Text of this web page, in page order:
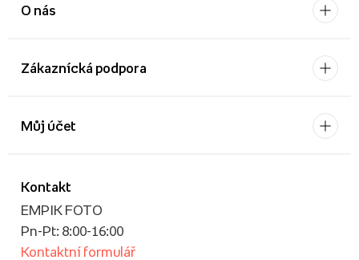
O nás
Zákaznícká podpora
Kontakt
EMPIK FOTO
Pn-Pt: 8:00-16:00
Kontaktní formulář
Můj účet